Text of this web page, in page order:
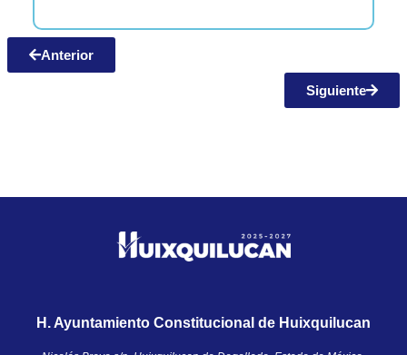
Anterior
Siguiente
H. Ayuntamiento Constitucional de Huixquilucan